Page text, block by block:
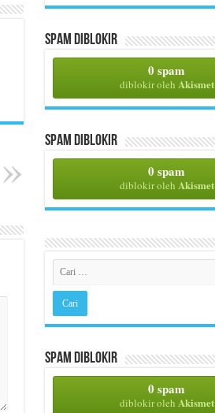
Spam Diblokir
0 spam
diblokir oleh Akismet
Spam Diblokir
0 spam
diblokir oleh Akismet
Spam Diblokir
0 spam
diblokir oleh Akismet